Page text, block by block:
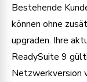
Bestehende
können ohne
upgraden. Ihre
ReadySuite 9
Netzwerkversion